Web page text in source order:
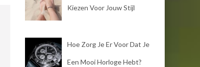
Kiezen Voor Jouw Stijl
Hoe Zorg Je Er Voor Dat Je
Een Mooi Horloge Hebt?